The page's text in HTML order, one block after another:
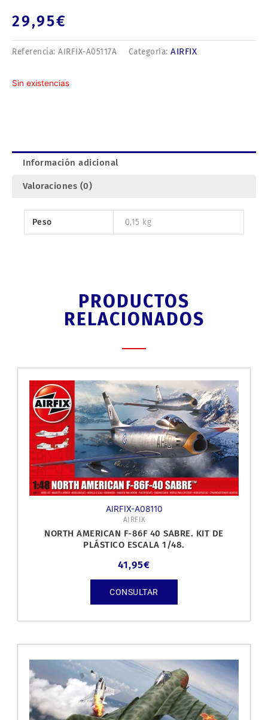
29,95€
Referencia: AIRFIX-A05117A Categoría: AIRFIX
Sin existencias
Información adicional
Valoraciones (0)
Peso 0,15 kg
PRODUCTOS
RELACIONADOS
AIRFIX-A08110
AIRFIX
NORTH AMERICAN F-86F 40 SABRE. KIT DE
PLÁSTICO ESCALA 1/48.
41,95€
CONSULTAR